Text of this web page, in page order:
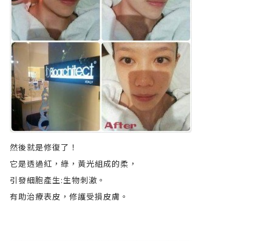
然後就是修復了！
它是透過紅，綠，黃光組成的柔，
引發細胞產生:生物刺激。
有助治療表皮，修護受損皮膚。